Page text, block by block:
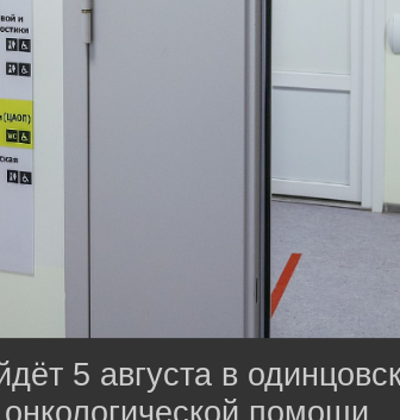
5 августа в
онкологической помощи